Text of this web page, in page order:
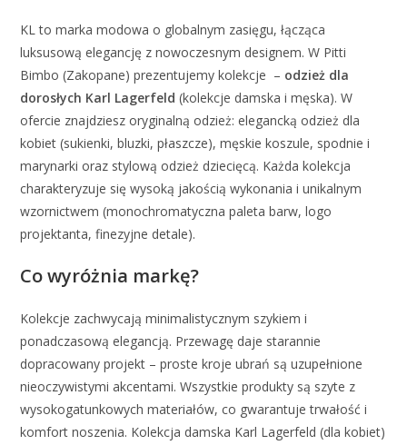
KL to marka modowa o globalnym zasięgu, łącząca
luksusową elegancję z nowoczesnym designem. W Pitti
Bimbo (Zakopane) prezentujemy kolekcje – odzież dla
dorosłych Karl Lagerfeld (kolekcje damska i męska). W
ofercie znajdziesz oryginalną odzież: elegancką odzież dla
kobiet (sukienki, bluzki, płaszcze), męskie koszule, spodnie i
marynarki oraz stylową odzież dziecięcą. Każda kolekcja
charakteryzuje się wysoką jakością wykonania i unikalnym
wzornictwem (monochromatyczna paleta barw, logo
projektanta, finezyjne detale).
Co wyróżnia markę?
Kolekcje zachwycają minimalistycznym szykiem i
ponadczasową elegancją. Przewagę daje starannie
dopracowany projekt – proste kroje ubrań są uzupełnione
nieoczywistymi akcentami. Wszystkie produkty są szyte z
wysokogatunkowych materiałów, co gwarantuje trwałość i
komfort noszenia. Kolekcja damska Karl Lagerfeld (dla kobiet)